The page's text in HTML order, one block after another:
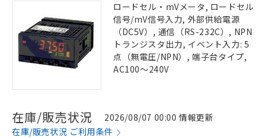
ロードセル・mVメータ, ロードセル
信号/mV信号入力, 外部供給電源
（DC5V）, 通信（RS-232C）, NPN
トランジスタ出力, イベント入力: 5
点（無電圧/NPN）, 端子台タイプ,
AC100～240V
在庫/販売状況
2026/08/07 00:00 情報更新
在庫/販売状況 ご利用条件